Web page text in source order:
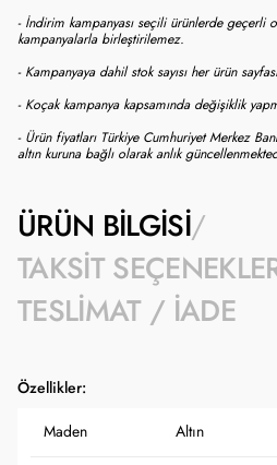
- İndirim kampanyası seçili ürünlerde geçerli
kampanyalarla birleştirilemez.
- Kampanyaya dahil stok sayısı her ürün
- Koçak kampanya kapsamında değişiklik
- Ürün fiyatları Türkiye Cumhuriyet Merkez
altın kuruna bağlı olarak anlık
ÜRÜN BILGISI
TAKSIT
TESLIMAT / İADE
Özellikler:
Maden Altın